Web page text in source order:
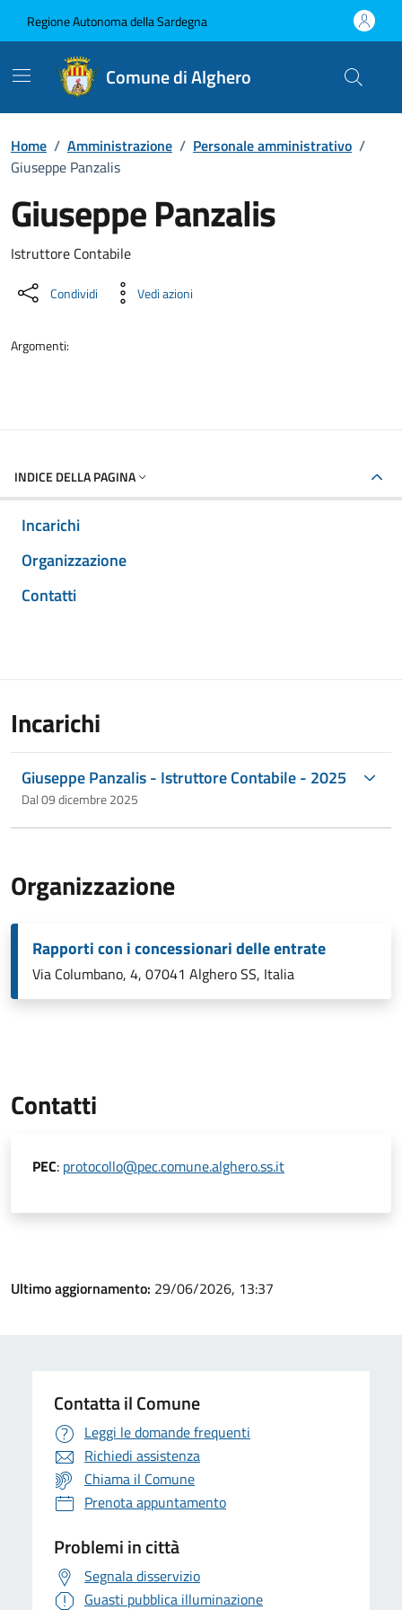
Regione Autonoma della Sardegna
Comune di Alghero
Home / Amministrazione / Personale amministrativo /
Giuseppe Panzalis
Giuseppe Panzalis
Dettaglio della persona
Istruttore Contabile
Condividi Vedi azioni
Argomenti:
INDICE DELLA PAGINA
Incarichi
Organizzazione
Contatti
Incarichi
Giuseppe Panzalis - Istruttore Contabile - 2025
Dal 09 dicembre 2025
Organizzazione
Rapporti con i concessionari delle entrate
Via Columbano, 4, 07041 Alghero SS, Italia
Contatti
PEC: protocollo@pec.comune.alghero.ss.it
Ultimo aggiornamento: 29/06/2026, 13:37
Contatta il Comune
Leggi le domande frequenti
Richiedi assistenza
Chiama il Comune
Prenota appuntamento
Problemi in città
Segnala disservizio
Guasti pubblica illuminazione